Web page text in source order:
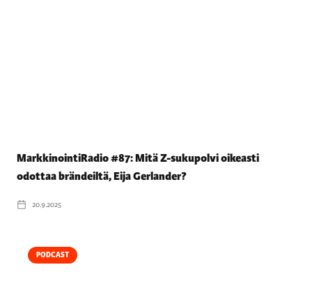
MarkkinointiRadio #87: Mitä Z-sukupolvi oikeasti
odottaa brändeiltä, Eija Gerlander?
20.9.2025
PODCAST